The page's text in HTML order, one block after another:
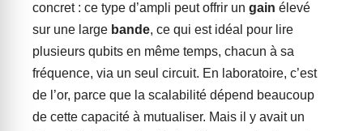
concret : ce type d’ampli peut offrir un gain élevé
sur une large bande, ce qui est idéal pour lire
plusieurs qubits en même temps, chacun à sa
fréquence, via un seul circuit. En laboratoire, c’est
de l’or, parce que la scalabilité dépend beaucoup
de cette capacité à mutualiser. Mais il y avait un